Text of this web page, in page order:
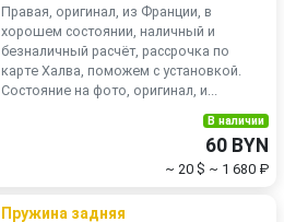
Правая, оригинал, из Франции, в
хорошем состоянии, наличный и
безналичный расчёт, рассрочка по
карте Халва, поможем с установкой.
Состояние на фото, оригинал, и...
В наличии
60 BYN
~ 20 $ ~ 1 680 ₽
Пружина задняя